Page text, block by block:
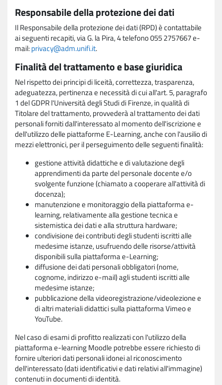
Responsabile della protezione dei dati
Il Responsabile della protezione dei dati (RPD) è contattabile
ai seguenti recapiti, via G. la Pira, 4 telefono 055 2757667 e-
mail:privacy@adm.unifi.it.
Finalità del trattamento e base giuridica
Nel rispetto dei principi di liceità, correttezza, trasparenza,
adeguatezza, pertinenza e necessità di cui all'art. 5, paragrafo
1 del GDPR l'Università degli Studi di Firenze, in qualità di
Titolare del trattamento, provvederà al trattamento dei dati
personali forniti dall'interessato al momento dell'iscrizione e
dell'utilizzo delle piattaforme E-Learning, anche con l'ausilio di
mezzi elettronici, per il perseguimento delle seguenti finalità:
gestione attività didattiche e di valutazione degli
apprendimenti da parte del personale docente e/o
svolgente funzione (chiamato a cooperare all'attività di
docenza);
manutenzione e monitoraggio della piattaforma e-
learning, relativamente alla gestione tecnica e
sistemistica dei dati e alla struttura hardware;
condivisione dei contributi degli studenti iscritti alle
medesime istanze, usufruendo delle risorse/attività
disponibili sulla piattaforma e-Learning;
diffusione dei dati personali obbligatori (nome,
cognome, indirizzo e-mail) agli studenti iscritti alle
medesime istanze;
pubblicazione della videoregistrazione/videolezione e
di altri materiali didattici sulla piattaforma Vimeo e
YouTube.
Nel caso di esami di profitto realizzati con l'utilizzo della
piattaforma e-learning Moodle potrebbe essere richiesto di
fornire ulteriori dati personali idonei al riconoscimento
dell'interessato (dati identificativi e dati relativi all'immagine)
contenuti in documenti di identità.